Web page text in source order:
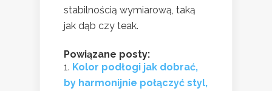
stabilnością wymiarową, taką
jak dąb czy teak.
Powiązane posty:
Kolor podłogi jak dobrać,
by harmonijnie połączyć styl,